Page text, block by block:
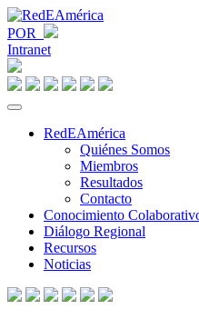
POR
Intranet
RedEAmérica
Quiénes Somos
Miembros
Resultados
Contacto
Conocimiento
Diálogo Regional
Recursos
Noticias